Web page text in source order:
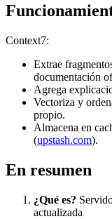
Context7:
Extrae
documentación
Agrega
Vectoriza y
propio.
Almacena en
(upstash.com).
En resumen
¿Qué es?
actualizada